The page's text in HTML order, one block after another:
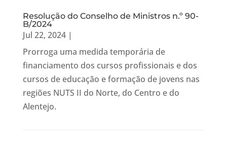
Resolução do Conselho de Ministros n.º 90-
B/2024
Jul 22, 2024|
Prorroga uma medida temporária de
financiamento dos cursos profissionais e dos
cursos de educação e formação de jovens nas
regiões NUTS II do Norte, do Centro e do
Alentejo.